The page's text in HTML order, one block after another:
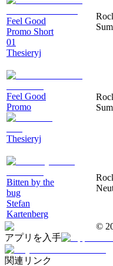
Feel Good
Promo Short
01
Thesieryj
Feel Good
Promo
Thesieryj
Bitten by the
bug
Stefan
Kartenberg
©
アプリを入手
関連リンク